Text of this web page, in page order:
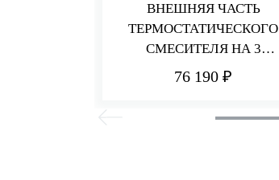
ВНЕШНЯЯ ЧАСТЬ
ТЕРМОСТАТИЧЕСКОГО
СМЕСИТЕЛЯ НА 3
ПОТРЕБИТЕЛЯ PA36
76 190 ₽